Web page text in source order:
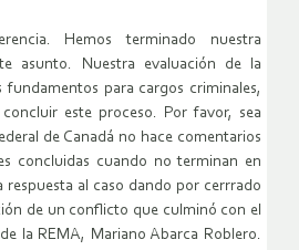
Hemos terminado nuestra
asunto. Nuestra evaluación de la
fundamentos para cargos criminales,
este proceso. Por favor, sea
de Canadá no hace comentarios
concluidas cuando no terminan en
respuesta al caso dando por cerrrado
de un conflicto que culminó con el
la REMA, Mariano Abarca Roblero.